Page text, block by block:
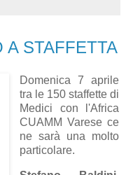
A STAFFETTA
Domenica 7 aprile
tra le 150 staffette di
Medici con l'Africa
CUAMM Varese ce
ne sarà una molto
particolare.